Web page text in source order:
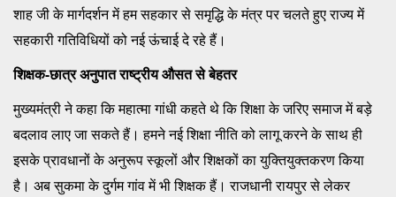
शाह जी के मार्गदर्शन में हम सहकार से समृद्धि के मंत्र पर चलते हुए राज्य में
सहकारी गतिविधियों को नई ऊंचाई दे रहे हैं।
शिक्षक-छात्र अनुपात राष्ट्रीय औसत से बेहतर
मुख्यमंत्री ने कहा कि महात्मा गांधी कहते थे कि शिक्षा के जरिए समाज में बड़े
बदलाव लाए जा सकते हैं। हमने नई शिक्षा नीति को लागू करने के साथ ही
इसके प्रावधानों के अनुरूप स्कूलों और शिक्षकों का युक्तियुक्तकरण किया
है। अब सुकमा के दुर्गम गांव में भी शिक्षक हैं। राजधानी रायपुर से लेकर